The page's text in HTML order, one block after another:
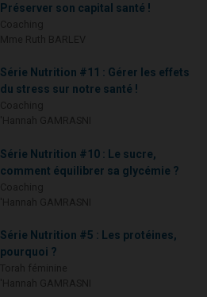
Préserver son capital santé !
Série Nutrition #11 : Gérer les effets
du stress sur notre santé !
Série Nutrition #10 : Le sucre,
comment équilibrer sa glycémie ?
Série Nutrition #5 : Les protéines,
pourquoi ?